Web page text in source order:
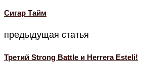
Cигар Тайм
предыдущая статья
Третий Strong Battle и Herrera Esteli!